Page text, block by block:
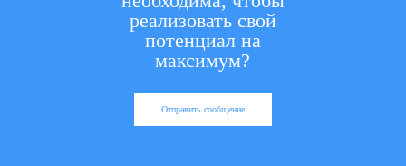
реализовать свой
потенциал на
максимум?
Отправить сообщение